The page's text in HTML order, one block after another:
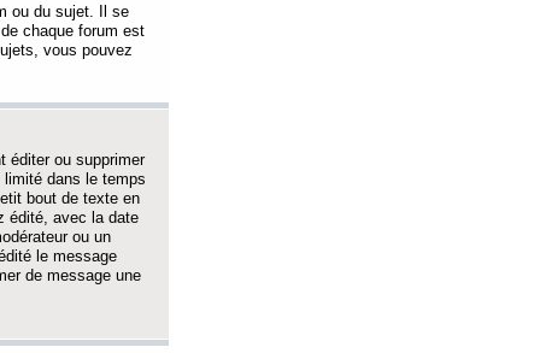
ou du sujet. Il se
chaque forum est
vous pouvez
éditer ou supprimer
dans le temps
bout de texte en
édité, avec la date
ou un
le message
de message une